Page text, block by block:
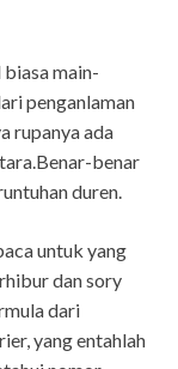
main-
penganlaman
rupanya ada
benar
duren.
untuk yang
dan sory
dari
yang entahlah